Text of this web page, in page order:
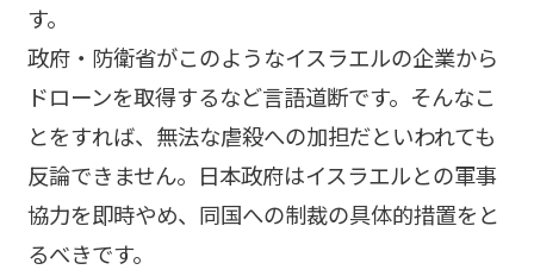
す。
政府・防衛省がこのようなイスラエルの企業から
ドローンを取得するなど言語道断です。そんなこ
とをすれば、無法な虐殺への加担だといわれても
反論できません。日本政府はイスラエルとの軍事
協力を即時やめ、同国への制裁の具体的措置をと
るべきです。